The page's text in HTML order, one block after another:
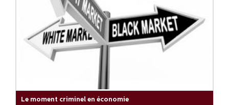
Le moment criminel en économie